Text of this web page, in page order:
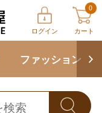
ログイン
0
カート
ファッション